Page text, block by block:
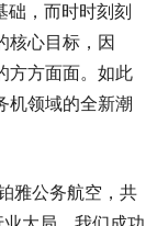
础，而时时刻刻
核心目标，因
方方面面。如此
机领域的全新潮
雅公务航空，共